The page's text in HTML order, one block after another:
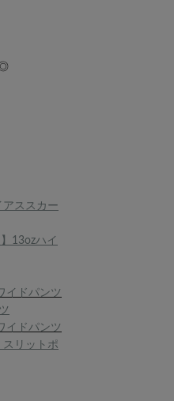
◎
アススカー
13ozハイ
イドパンツ
イドパンツ
スリットポ